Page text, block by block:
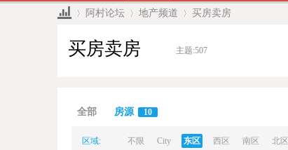
阿村论坛 地产频道 买房卖房
买房卖房 主题:507
全部 房源 10
区域: 不限 City 东区 西区 南区 北区